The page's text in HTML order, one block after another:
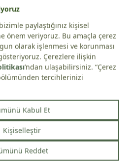
Diğer Ürünlerimiz
Zeytinyağlı El ve Vücut
Kremi (100ml)